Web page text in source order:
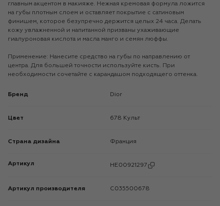
главным акцентом в макияже. Нежная кремовая формула ложится
на губы плотным слоем и оставляет покрытие с сатиновым
финишем, которое безупречно держится целых 24 часа. Делать
кожу увлажненной и напитанной призваны ухаживающие
гиалуроновая кислота и масла манго и семян люффы.
Применение: Нанесите средство на губы по направлению от
центра. Для большей точности используйте кисть. При
необходимости сочетайте с карандашом подходящего оттенка.
Бренд Dior
Цвет 678 Культ
Страна дизайна Франция
Артикул HE00921297
Артикул производителя C035500678